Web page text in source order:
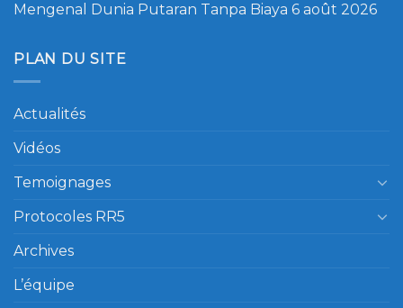
Mengenal Dunia Putaran Tanpa Biaya 6 août 2026
PLAN DU SITE
Actualités
Vidéos
Temoignages
Protocoles RR5
Archives
L’équipe